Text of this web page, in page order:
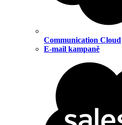
Communication Cloud
E-mail kampaně